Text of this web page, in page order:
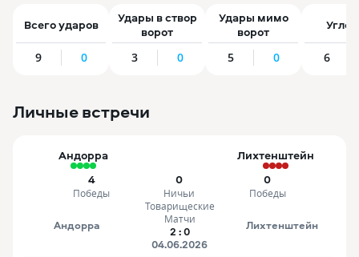
Всего ударов
9 0
Удары в створ
ворот
3
0
Удары мимо
ворот
5
0 6
Личные встречи
Андорра
Лихтенштейн
4
Победы
0
Ничьи
0
Победы
Андорра
Товарищеские
Матчи
2 :0
04.06.2026
Лихтенштейн